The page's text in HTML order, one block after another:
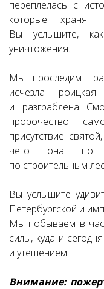
переплелась с
которые хранят
Вы услышите,
уничтожения.
Мы проследим
исчезла
и разграблена
пророчество
присутствие
чего она по
по строительным
Вы услышите
Петербургской и
Мы побываем в
силы, куда и
и утешением.
Внимание: